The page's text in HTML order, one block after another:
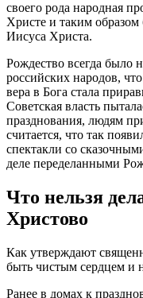
своего рода народная
Христе и таким
Иисуса Христа.
Рождество всегда было
российских народов,
вера в Бога стала
Советская власть
празднования, людям
считается, что так
спектакли со
деле переделанными
Что нельзя
Христово
Как утверждают
быть чистым сердцем и
Ранее в домах к